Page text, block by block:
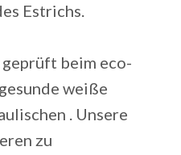
Estrichs.
beim eco-
weiße
. Unsere
zu